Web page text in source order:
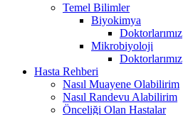
Temel Bilimler
Biyokimya
Doktorlarımız
Mikrobiyoloji
Doktorlarımız
Hasta Rehberi
Nasıl Muayene Olabilirim
Nasıl Randevu Alabilirim
Önceliği Olan Hastalar